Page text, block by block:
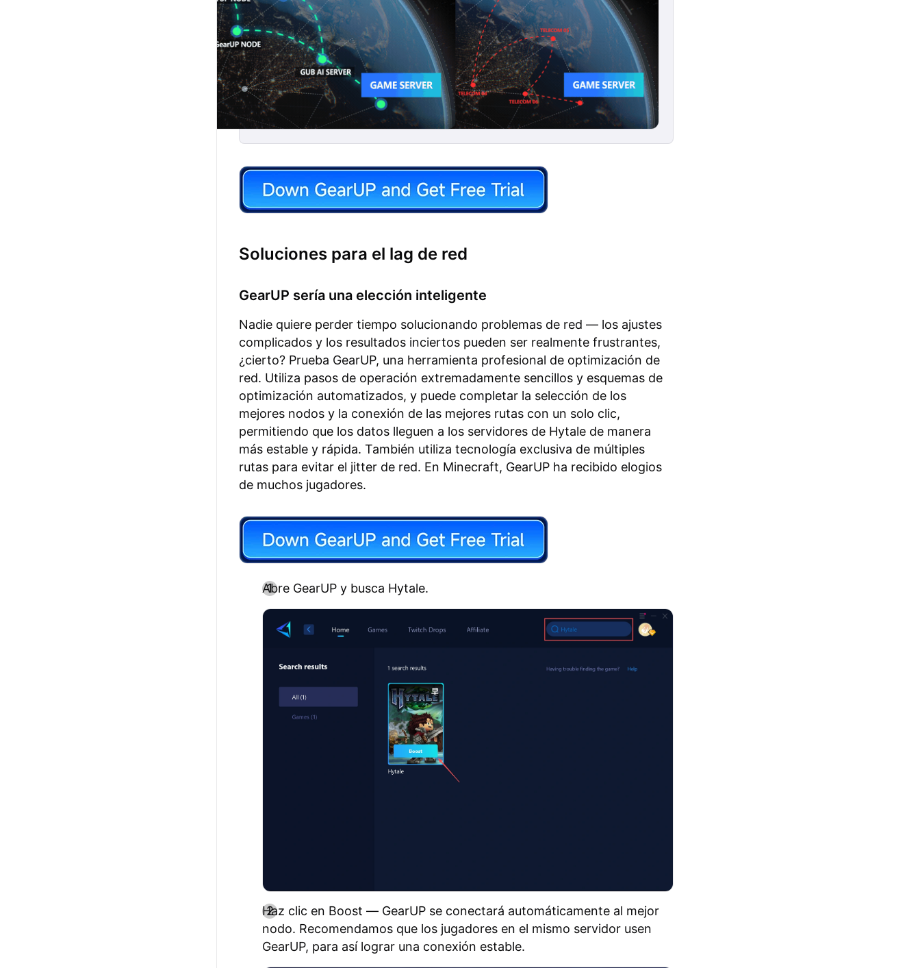
Soluciones para el lag de red
GearUP sería una elección inteligente
Nadie quiere perder tiempo solucionando problemas de red — los ajustes
complicados y los resultados inciertos pueden ser realmente frustrantes,
¿cierto? Prueba GearUP, una herramienta profesional de optimización de
red. Utiliza pasos de operación extremadamente sencillos y esquemas de
optimización automatizados, y puede completar la selección de los
mejores nodos y la conexión de las mejores rutas con un solo clic,
permitiendo que los datos lleguen a los servidores de Hytale de manera
más estable y rápida. También utiliza tecnología exclusiva de múltiples
rutas para evitar el jitter de red. En Minecraft, GearUP ha recibido elogios
de muchos jugadores.
Abre GearUP y busca Hytale.
Haz clic en Boost — GearUP se conectará automáticamente al mejor
nodo. Recomendamos que los jugadores en el mismo servidor usen
GearUP, para así lograr una conexión estable.